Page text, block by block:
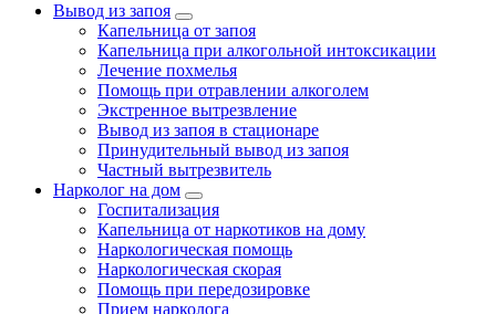
Вывод из запоя
Капельница от запоя
Капельница при алкогольной интоксикации
Лечение похмелья
Помощь при отравлении алкоголем
Экстренное вытрезвление
Вывод из запоя в стационаре
Принудительный вывод из запоя
Частный вытрезвитель
Нарколог на дом
Госпитализация
Капельница от наркотиков на дому
Наркологическая помощь
Наркологическая скорая
Помощь при передозировке
Прием нарколога